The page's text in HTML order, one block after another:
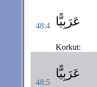
48:4 عَرَبِيًّا
Korkut:
48:5
عَرَبِيًّا